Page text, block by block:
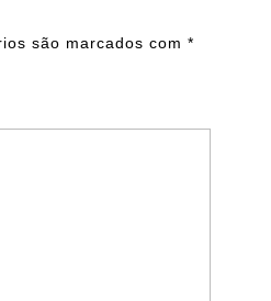
são marcados com *